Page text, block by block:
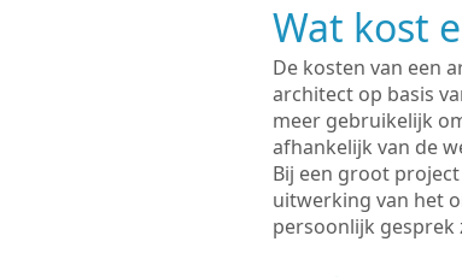
Wat kost
De kosten van een
architect op basis
meer gebruikelijk
afhankelijk van de
Bij een groot
uitwerking van het
persoonlijk